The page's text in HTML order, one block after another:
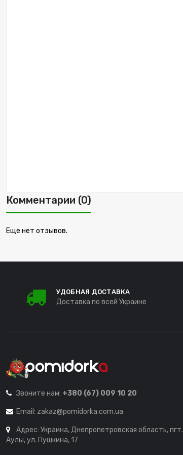
Комментарии (0)
Еще нет отзывов.
УДОБНАЯ ДОСТАВКА
Доставка по всей Украине
Звоните нам: +380 (67) 009 10 20
Email: zakaz@pomidorka.com.ua
Адрес: Украина, Днепропетровская область, пгт.
Аулы, ул. Пушкина, 17